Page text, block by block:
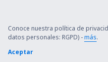
Conoce nuestra política de
datos personales: RGPD) -más.
Aceptar